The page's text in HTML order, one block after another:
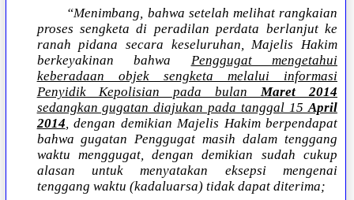
“Menimbang, bahwa setelah melihat rangkaian
proses sengketa di peradilan perdata berlanjut ke
ranah pidana secara keseluruhan, Majelis Hakim
berkeyakinan bahwa Penggugat mengetahui
keberadaan objek sengketa melalui informasi
Penyidik Kepolisian pada bulanMaret 2014
sedangkan gugatan diajukan pada tanggal 15April
2014, dengan demikian Majelis Hakim berpendapat
bahwa gugatan Penggugat masih dalam tenggang
waktu menggugat, dengan demikian sudah cukup
alasan untuk menyatakan eksepsi mengenai
tenggang waktu (kadaluarsa) tidak dapat diterima;